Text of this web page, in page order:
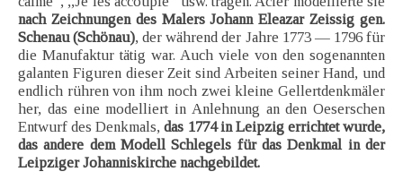
nach Zeichnungen des Malers Johann Eleazar Zeissig gen.
Schenau (Schönau), der während der Jahre 1773 — 1796 für
die Manufaktur tätig war. Auch viele von den sogenannten
galanten Figuren dieser Zeit sind Arbeiten seiner Hand, und
endlich rühren von ihm noch zwei kleine Gellertdenkmäler
her, das eine modelliert in Anlehnung an den Oeserschen
Entwurf des Denkmals,das 1774 in Leipzig errichtet wurde,
das andere dem Modell Schlegels für das Denkmal in der
Leipziger Johanniskirche nachgebildet.